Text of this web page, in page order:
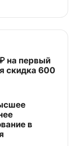
на первый
скидка 600
в